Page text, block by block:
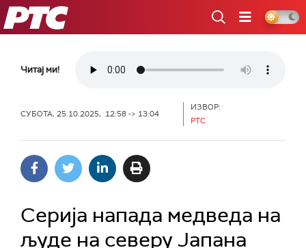
РТС
Читај ми!
СУБОТА, 25.10.2025, 12:58 -> 13:04
ИЗВОР:
РТС
Серија напада медведа на
људе на северу Јапана